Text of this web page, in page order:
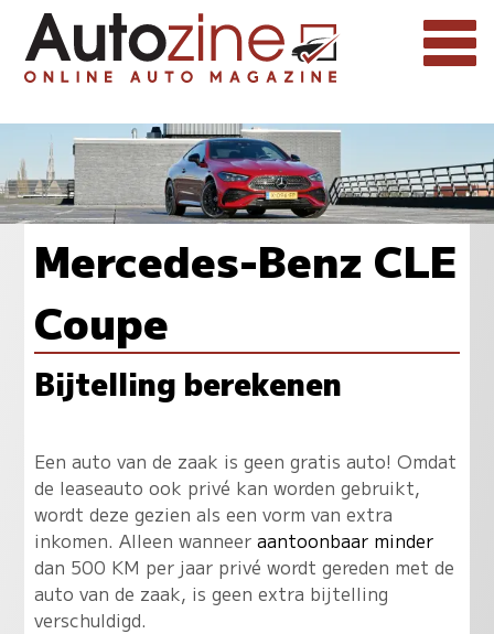
Mercedes-Benz CLE
Coupe
Bijtelling berekenen
Een auto van de zaak is geen gratis auto! Omdat
de leaseauto ook privé kan worden gebruikt,
wordt deze gezien als een vorm van extra
inkomen. Alleen wanneer aantoonbaar minder
dan 500 KM per jaar privé wordt gereden met de
auto van de zaak, is geen extra bijtelling
verschuldigd.